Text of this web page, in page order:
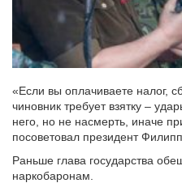
«Если вы оплачиваете налог,
чиновник требует взятку –
него, но не насмерть, иначе
посоветовал президент
Раньше глава государства
наркобаронам.